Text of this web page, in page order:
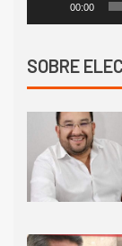
00:00
SOBRE